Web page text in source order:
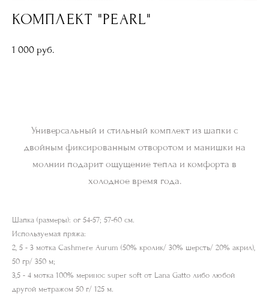
КОМПЛЕКТ "PEARL"
1 000 pуб.
Универсальный и стильный комплект из шапки с
двойным фиксированным отворотом и манишки на
молнии подарит ощущение тепла и комфорта в
холодное время года.
Шапка (размеры): ог 54-57; 57-60 см.
Используемая пряжа:
2, 5 - 3 мотка Cashmere Aurum (50% кролик/ 30% шерсть/ 20% акрил),
50 гр/ 350 м;
3,5 - 4 мотка 100% меринос super soft от Lana Gatto либо любой
другой метражом 50 г/ 125 м.